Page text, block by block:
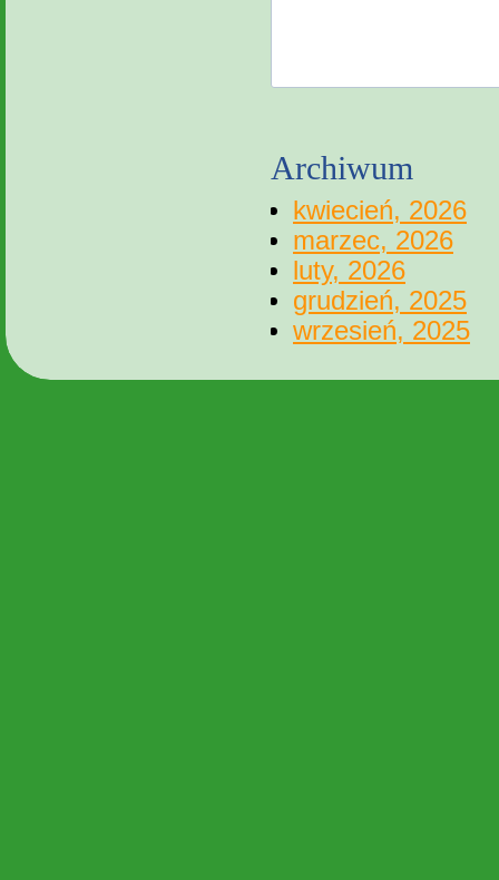
Archiwum
kwiecień, 2026
marzec, 2026
luty, 2026
grudzień, 2025
wrzesień, 2025